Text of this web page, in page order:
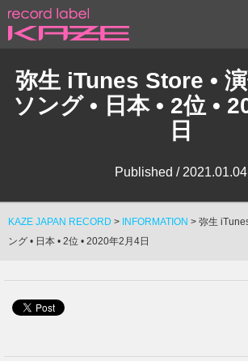
弥生 iTunes Store •
ソング • 日本 • 2位 •
日
Published / 2021.01.04
KAZE JAPAN RECORD > INFORMATION > 弥生
ング • 日本 • 2位 • 2020年2月4日